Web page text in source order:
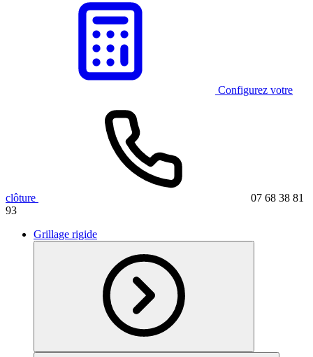
Configurez votre
clôture
07 68 38 81
93
Grillage rigide